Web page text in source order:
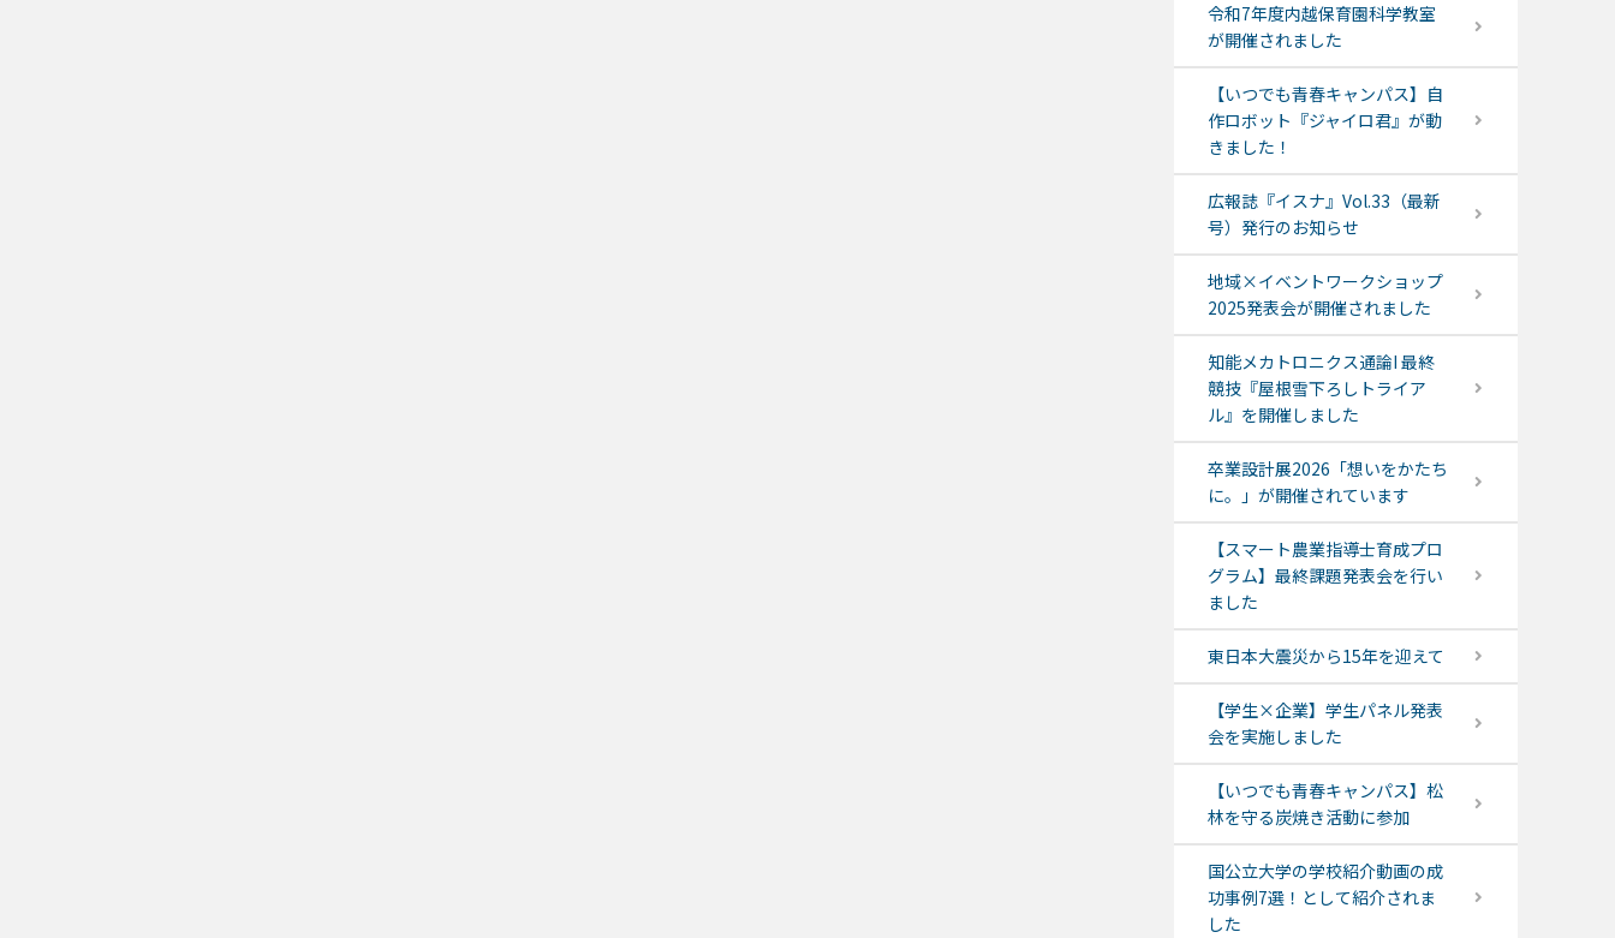
令和7年度内越保育園科学教室
が開催されました
【いつでも青春キャンパス】自
作ロボット『ジャイロ君』が動
きました！
広報誌『イスナ』Vol.33（最新
号）発行のお知らせ
地域×イベントワークショップ
2025発表会が開催されました
知能メカトロニクス通論I 最終
競技『屋根雪下ろしトライア
ル』を開催しました
卒業設計展2026「想いをかたち
に。」が開催されています
【スマート農業指導士育成プロ
グラム】最終課題発表会を行い
ました
東日本大震災から15年を迎えて
【学生×企業】学生パネル発表
会を実施しました
【いつでも青春キャンパス】松
林を守る炭焼き活動に参加
国公立大学の学校紹介動画の成
功事例7選！として紹介されま
した